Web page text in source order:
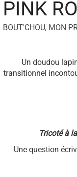
PINK
BOUT'CHOU, MON
Un doudou
transitionnel
Tricoté à
Une question